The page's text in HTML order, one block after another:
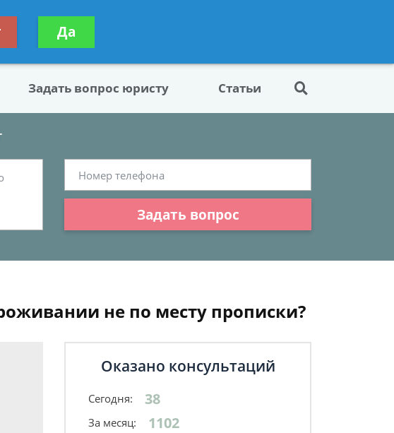
консультацию
бесплатно
Задать вопрос юристу Статьи
Задать вопрос
не по месту прописки?
Оказано консультаций
Сегодня: 38
За месяц: 1102
Да